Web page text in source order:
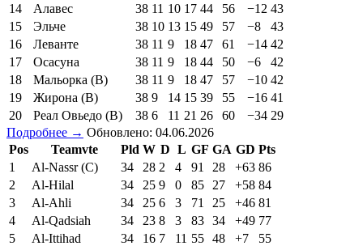
14
Алавес 38 11 10 17 44 56 −12 43
15
Эльче 38 10 13 15 49 57 −8
43
16
Леванте 38 11 9 18 47 61 −14 42
17
Осасуна 38 11 9 18 44 50 −6
42
18
Мальорка (В) 38 11 9 18 47 57 −10 42
19
Жирона (В) 38 9 14 15 39 55 −16 41
20
Реал Овьедо (В) 38 6 11 21 26 60 −34 29
Подробнее → Обновлено: 04.06.2026
Pos
Teamvte Pld W D L GF GA GD Pts
1
Al-Nassr (C) 34 28 2 4 91 28 +63 86
2
Al-Hilal 34 25 9 0 85 27 +58 84
3
Al-Ahli 34 25 6 3 71 25 +46 81
4
Al-Qadsiah 34 23 8 3 83 34 +49 77
5
Al-Ittihad 34 16 7 11 55 48 +7
55